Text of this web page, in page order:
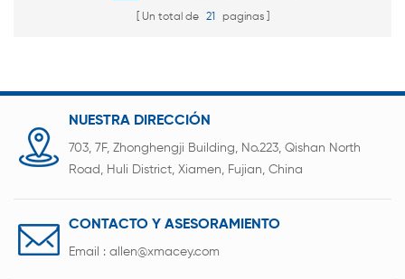
Un total de 21 paginas
NUESTRA DIRECCIÓN
703, 7F, Zhonghengji Building, No.223, Qishan North
Road, Huli District, Xiamen, Fujian, China
CONTACTO Y ASESORAMIENTO
Email : allen@xmacey.com